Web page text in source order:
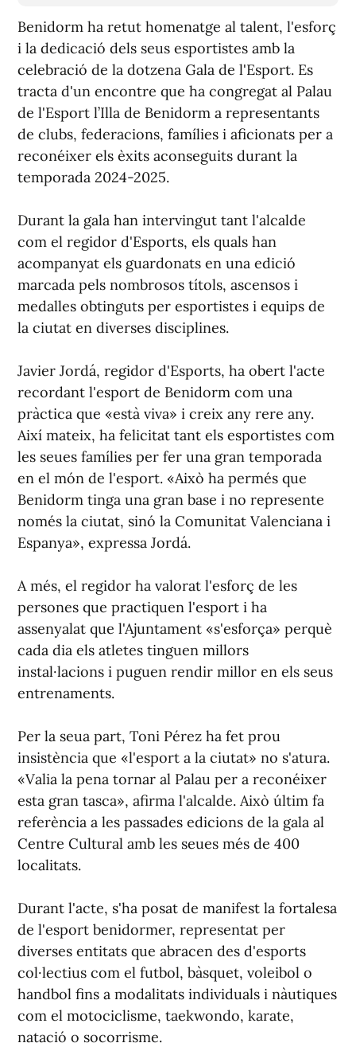
Benidorm ha retut homenatge al talent, l'esforç
i la dedicació dels seus esportistes amb la
celebració de la dotzena Gala de l'Esport. Es
tracta d'un encontre que ha congregat al Palau
de l'Esport l’Illa de Benidorm a representants
de clubs, federacions, famílies i aficionats per a
reconéixer els èxits aconseguits durant la
temporada 2024-2025.
Durant la gala han intervingut tant l'alcalde
com el regidor d'Esports, els quals han
acompanyat els guardonats en una edició
marcada pels nombrosos títols, ascensos i
medalles obtinguts per esportistes i equips de
la ciutat en diverses disciplines.
Javier Jordá, regidor d'Esports, ha obert l'acte
recordant l'esport de Benidorm com una
pràctica que «està viva» i creix any rere any.
Així mateix, ha felicitat tant els esportistes com
les seues famílies per fer una gran temporada
en el món de l'esport. «Això ha permés que
Benidorm tinga una gran base i no represente
només la ciutat, sinó la Comunitat Valenciana i
Espanya», expressa Jordá.
A més, el regidor ha valorat l'esforç de les
persones que practiquen l'esport i ha
assenyalat que l'Ajuntament «s'esforça» perquè
cada dia els atletes tinguen millors
instal·lacions i puguen rendir millor en els seus
entrenaments.
Per la seua part, Toni Pérez ha fet prou
insistència que «l'esport a la ciutat» no s'atura.
«Valia la pena tornar al Palau per a reconéixer
esta gran tasca», afirma l'alcalde. Això últim fa
referència a les passades edicions de la gala al
Centre Cultural amb les seues més de 400
localitats.
Durant l'acte, s'ha posat de manifest la fortalesa
de l'esport benidormer, representat per
diverses entitats que abracen des d'esports
col·lectius com el futbol, bàsquet, voleibol o
handbol fins a modalitats individuals i nàutiques
com el motociclisme, taekwondo, karate,
natació o socorrisme.